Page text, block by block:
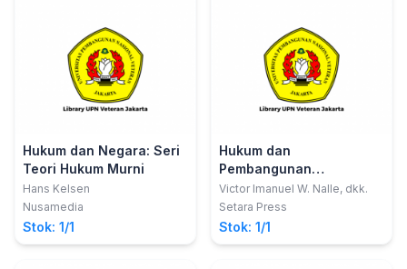
Hukum dan Negara: Seri
Teori Hukum Murni
Hans Kelsen
Nusamedia
Stok: 1/1
Hukum dan
Pembangunan
Berkelanjutan di
Indonesia
Victor Imanuel W. Nalle, dkk.
Setara Press
Stok: 1/1